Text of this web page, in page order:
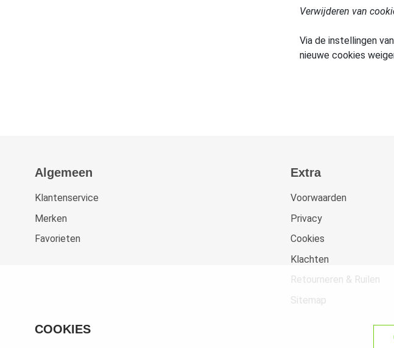
Verwijderen van
Via de instellingen
nieuwe cookies
Algemeen
Klantenservice
Merken
Favorieten
Extra
Voorwaarden
Privacy
Cookies
Klachten
Retourneren & Ruilen
Sitemap
COOKIES